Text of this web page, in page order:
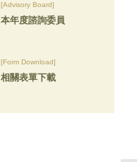
[Advisory Board]
本年度諮詢委員
[Form Download]
相關表單下載